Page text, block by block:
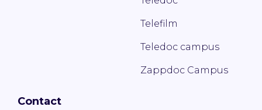
Telefilm
Teledoc campus
Zappdoc Campus
Contact